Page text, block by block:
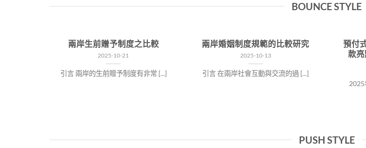
BOUNCE STYLE
兩岸生前贈予制度之比較
2025-10-21
引言 兩岸的生前贈予制度有非常 [...]
兩岸婚姻制度規範的比較研究
2025-10-13
引言 在兩岸社會互動與交流的過 [...]
預付
款
2025
PUSH STYLE